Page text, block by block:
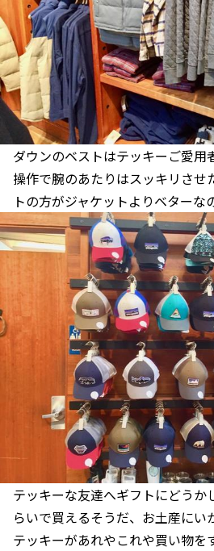
ダウンのベストはテッキーご愛用
操作で腕のあたりはスッキリさせ
トの方がジャケットよりベターな
テッキーな友達へギフトにどうか
らいで買えるそうだ、お土産にい
テッキーがあれやこれや買い物を